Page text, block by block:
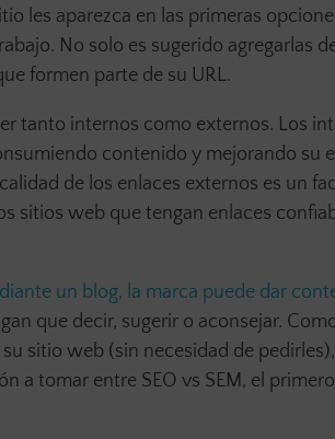
les aparezca en las primeras
No solo es sugerido agregarlas
formen parte de su URL.
tanto internos como externos. Los
contenido y mejorando su
de los enlaces externos es un
sitios web que tengan enlaces
un blog, la marca puede dar
que decir, sugerir o aconsejar.
sitio web (sin necesidad de
a tomar entre SEO vs SEM, el